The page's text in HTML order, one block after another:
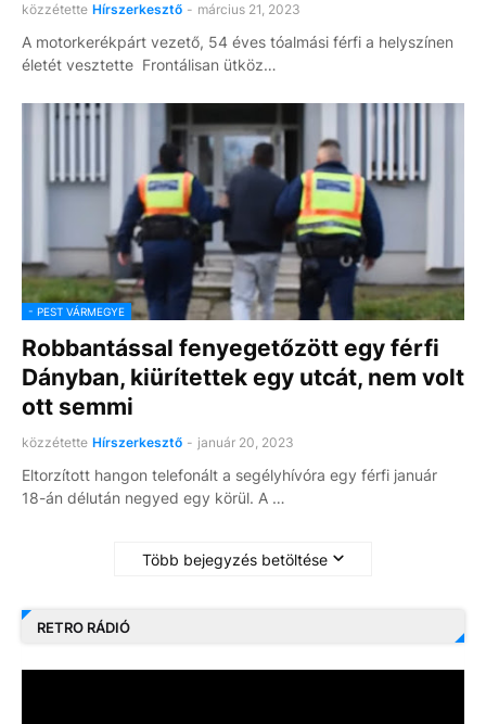
közzétette Hírszerkesztő - március 21, 2023
A motorkerékpárt vezető, 54 éves tóalmási férfi a helyszínen
életét vesztette Frontálisan ütköz…
- PEST VÁRMEGYE
Robbantással fenyegetőzött egy férfi
Dányban, kiürítettek egy utcát, nem volt
ott semmi
közzétette Hírszerkesztő - január 20, 2023
Eltorzított hangon telefonált a segélyhívóra egy férfi január
18-án délután negyed egy körül. A …
Több bejegyzés betöltése
RETRO RÁDIÓ